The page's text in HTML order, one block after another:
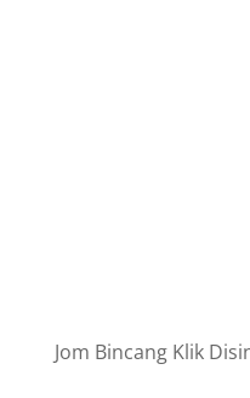
Jom Bincang Klik